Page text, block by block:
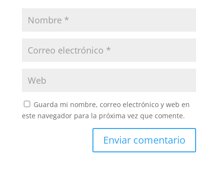
Guarda mi nombre, correo electrónico y web en
este navegador para la próxima vez que comente.